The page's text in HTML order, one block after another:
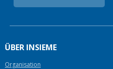
ÜBER INSIEME
Organisation